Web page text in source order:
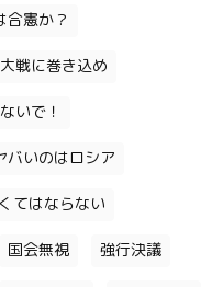
合憲か？
戦に巻き込め
いで！
バいのはロシア
てはならない
国会無視 強行決議